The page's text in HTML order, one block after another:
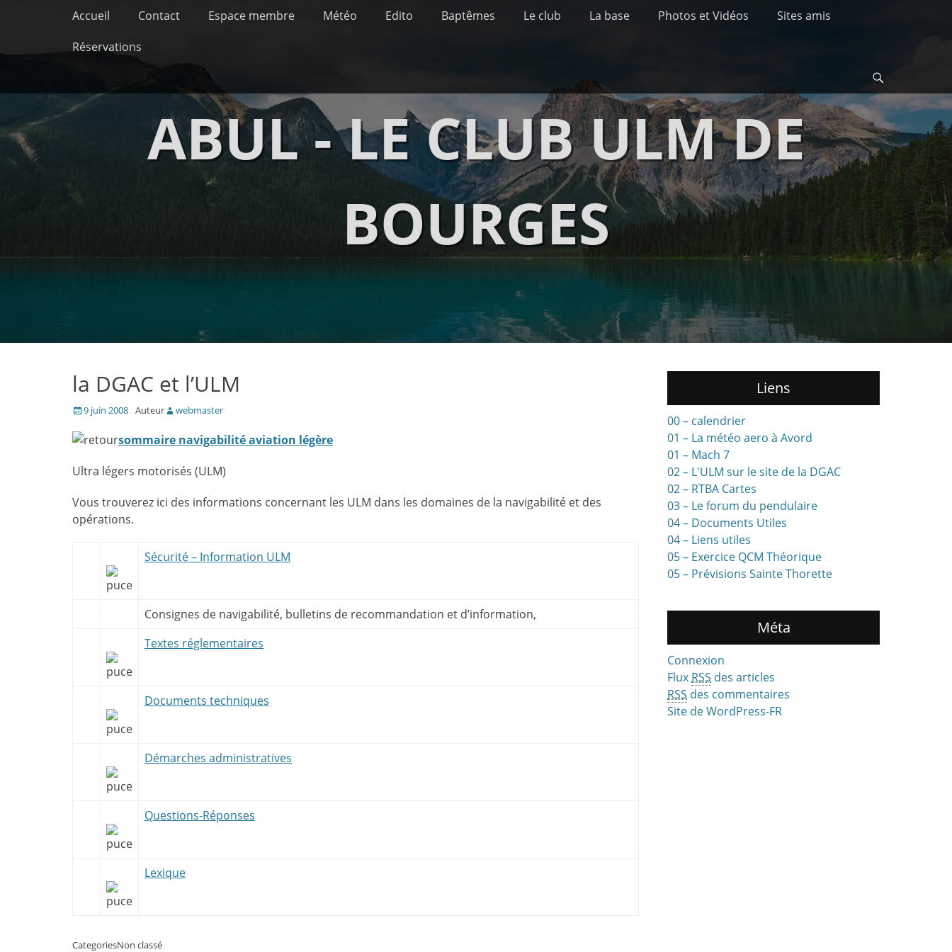
Passer
contenu
Premier menu
Accueil Contact Espace membre Météo Edito Baptêmes Le club La base Photos et Vidéos
Sites amis
Réservations
ABUL - LE CLUB ULM DE
BOURGES
la DGAC et l’ULM
Posté9 juin 2008 Auteur webmaster
sommaire navigabilité aviation légère
Ultra légers motorisés (ULM)
Vous trouverez ici des informations concernant les ULM dans les domaines de la navigabilité et des
opérations.
Sécurité – Information ULM
Consignes de navigabilité, bulletins de recommandation et d’information,
Textes réglementaires
Documents techniques
Démarches administratives
Questions-Réponses
Lexique
CategoriesNon classé
Liens
00 – calendrier
01 – La météo aero à Avord
01 – Mach 7
02 – L'ULM sur le site de la DGAC
02 – RTBA Cartes
03 – Le forum du pendulaire
04 – Documents Utiles
04 – Liens utiles
05 – Exercice QCM Théorique
05 – Prévisions Sainte Thorette
Méta
Connexion
Flux RSS des articles
RSS des commentaires
Site de WordPress-FR